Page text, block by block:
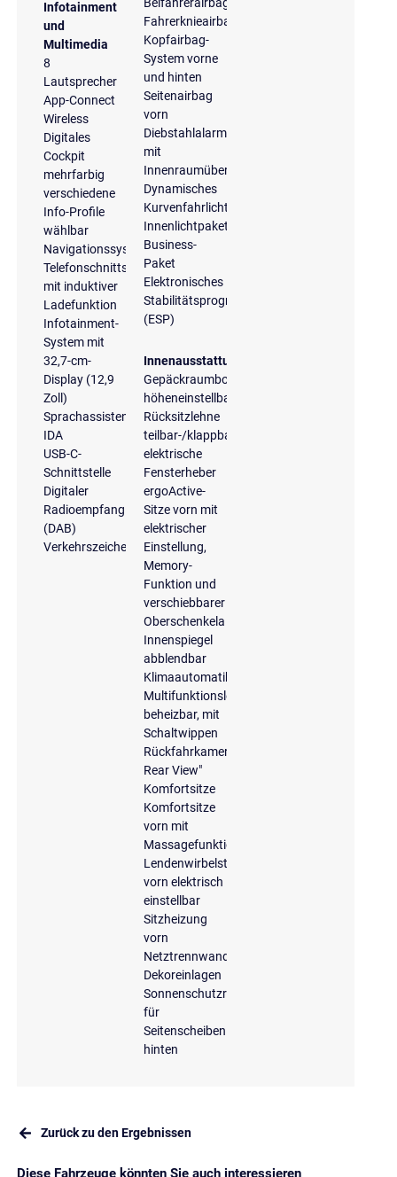
Infotainment
und
Multimedia
8
Lautsprecher
App-Connect
Wireless
Digitales
Cockpit
mehrfarbig
verschiedene
Info-Profile
wählbar
Navigationssystem
Telefonschnittstelle
mit induktiver
Ladefunktion
Infotainment-
System mit
32,7-cm-
Display (12,9
Zoll)
Sprachassistent
IDA
USB-C-
Schnittstelle
Digitaler
Radioempfang
(DAB)
Verkehrszeichenerkennung
Fahrerknieairbag
Kopfairbag-
System vorne
und hinten
Seitenairbag
vorn
Diebstahlalarmanlage
mit
Innenraumüberwachung
Dynamisches
Kurvenfahrlicht
Innenlichtpaket
Business-
Paket
Elektronisches
Stabilitätsprogramm
(ESP)
Innenausstattung
Gepäckraumboden
höheneinstellbar
Rücksitzlehne
teilbar-/klappbar
elektrische
Fensterheber
ergoActive-
Sitze vorn mit
elektrischer
Einstellung,
Memory-
Funktion und
verschiebbarer
Oberschenkela
Innenspiegel
abblendbar
Klimaautomatik
Multifunktionslederlenkrad,
beheizbar, mit
Schaltwippen
Rückfahrkamera
Rear View"
Komfortsitze
Komfortsitze
vorn mit
Massagefunktion
Lendenwirbelstütze
vorn elektrisch
einstellbar
Sitzheizung
vorn
Netztrennwand
Dekoreinlagen
Sonnenschutzrollo
für
Seitenscheiben
hinten
Zurück zu den Ergebnissen
Diese Fahrzeuge könnten Sie auch interessieren